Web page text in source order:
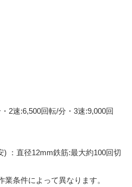
2速:6,500回転/分・3速:9,000回
) ：直径12mm鉄筋:最大約100回切
条件によって異なります。